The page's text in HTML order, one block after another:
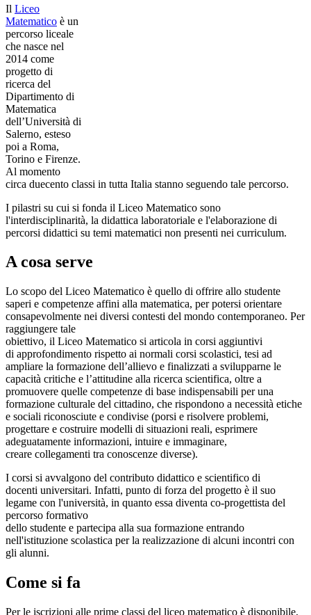
Il Liceo
Matematico è un
percorso liceale
che nasce nel
2014 come
progetto di
ricerca del
Dipartimento di
Matematica
dell’Università di
Salerno, esteso
poi a Roma,
Torino e Firenze.
Al momento
circa duecento classi in tutta Italia stanno seguendo tale percorso.
I pilastri su cui si fonda il Liceo Matematico sono
l'interdisciplinarità, la didattica laboratoriale e l'elaborazione di
percorsi didattici su temi matematici non presenti nei curriculum.
A cosa serve
Lo scopo del Liceo Matematico è quello di offrire allo studente
saperi e competenze affini alla matematica, per potersi orientare
consapevolmente nei diversi contesti del mondo contemporaneo. Per
raggiungere tale
obiettivo, il Liceo Matematico si articola in corsi aggiuntivi
di approfondimento rispetto ai normali corsi scolastici, tesi ad
ampliare la formazione dell’allievo e finalizzati a svilupparne le
capacità critiche e l’attitudine alla ricerca scientifica, oltre a
promuovere quelle competenze di base indispensabili per una
formazione culturale del cittadino, che rispondono a necessità etiche
e sociali riconosciute e condivise (porsi e risolvere problemi,
progettare e costruire modelli di situazioni reali, esprimere
adeguatamente informazioni, intuire e immaginare,
creare collegamenti tra conoscenze diverse).
I corsi si avvalgono del contributo didattico e scientifico di
docenti universitari. Infatti, punto di forza del progetto è il suo
legame con l'università, in quanto essa diventa co-progettista del
percorso formativo
dello studente e partecipa alla sua formazione entrando
nell'istituzione scolastica per la realizzazione di alcuni incontri con
gli alunni.
Come si fa
Per le iscrizioni alle prime classi del liceo matematico è disponibile,